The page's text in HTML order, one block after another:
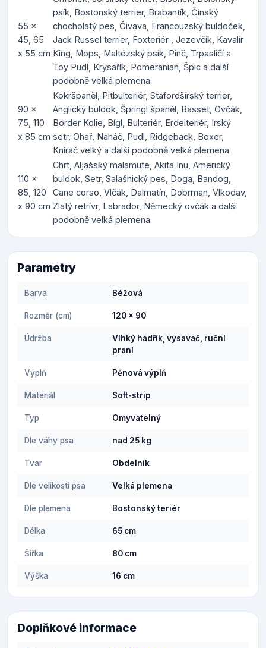
55 x
45, 65
x 55 cm
psík, Bostonský terrier, Brabantík, Čínský
chocholatý pes, Čivava, Francouzský buldoček,
Jack Russel terrier, Foxteriér , Jezevčík, Kavalír
King, Mops, Maltézský psík, Pinč, Trpasličí a
Toy Pudl, Krysařík, Pomeranian, Špic a další
podobně velká plemena
90 x
75, 110
x 85 cm
Kokršpaněl, Pitbulteriér, Stafordšírský terrier,
Anglický buldok, Špringl španěl, Basset, Ovčák,
Border Kolie, Bígl, Bulteriér, Erdelteriér, Irský
setr, Ohař, Naháč, Pudl, Ridgeback, Boxer,
Knírač velký a další podobně velká plemena
110 x
85, 120
x 90 cm
Chrt, Aljašský malamute, Akita Inu, Americký
buldok, Setr, Salašnický pes, Doga, Bandog,
Cane corso, Vlčák, Dalmatín, Dobrman, Vlkodav,
Zlatý retrívr, Labrador, Německý ovčák a další
podobně velká plemena
Parametry
Barva Béžová
Rozměr (cm) 120 x 90
Údržba
Vlhký hadřík, vysavač, ruční
praní
Výplň Pěnová výplň
Materiál Soft-strip
Typ Omyvatelný
Dle váhy psa nad 25 kg
Tvar Obdelník
Dle velikosti psa Velká plemena
Dle plemena Bostonský teriér
Délka 65 cm
Šířka 80 cm
Výška 16 cm
Doplňkové informace